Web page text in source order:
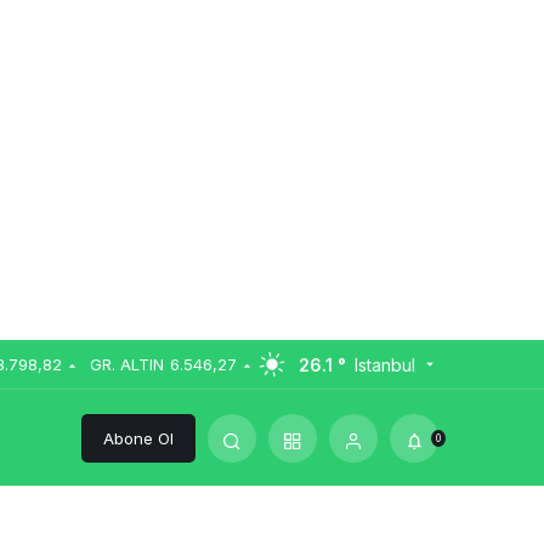
GR. ALTIN 6.546,27 26.1 ° Istanbul
Abone Ol 0